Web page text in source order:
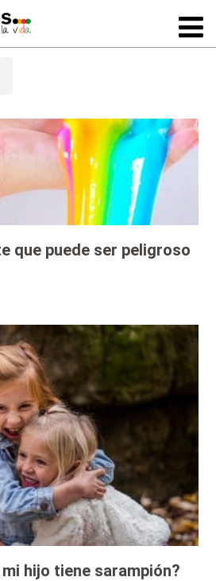
que puede ser peligroso
hijo tiene sarampión?